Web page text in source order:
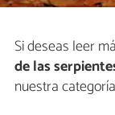
Si deseas leer
de las
nuestra